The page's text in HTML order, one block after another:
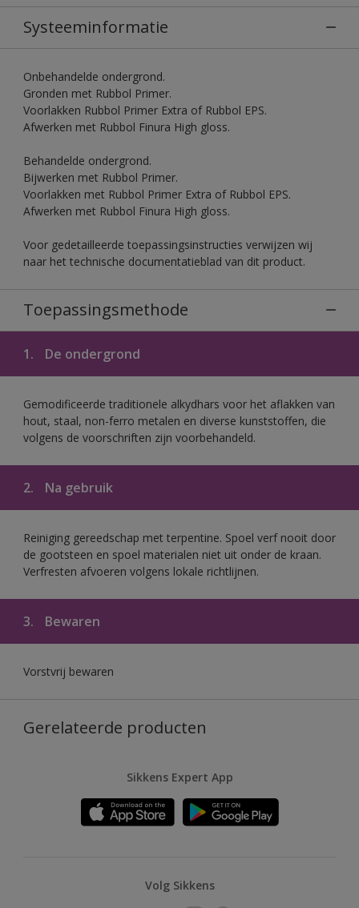
Systeeminformatie
Onbehandelde ondergrond.
Gronden met Rubbol Primer.
Voorlakken Rubbol Primer Extra of Rubbol EPS.
Afwerken met Rubbol Finura High gloss.
Behandelde ondergrond.
Bijwerken met Rubbol Primer.
Voorlakken met Rubbol Primer Extra of Rubbol EPS.
Afwerken met Rubbol Finura High gloss.
Voor gedetailleerde toepassingsinstructies verwijzen wij
naar het technische documentatieblad van dit product.
Toepassingsmethode
1. De ondergrond
Gemodificeerde traditionele alkydhars voor het aflakken van
hout, staal, non-ferro metalen en diverse kunststoffen, die
volgens de voorschriften zijn voorbehandeld.
2. Na gebruik
Reiniging gereedschap met terpentine. Spoel verf nooit door
de gootsteen en spoel materialen niet uit onder de kraan.
Verfresten afvoeren volgens lokale richtlijnen.
3. Bewaren
Vorstvrij bewaren
Gerelateerde producten
Sikkens Expert App
Volg Sikkens